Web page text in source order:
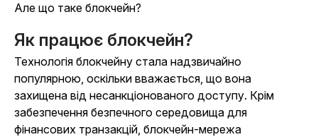
Але що таке блокчейн?
Як працює блокчейн?
Технологія блокчейну стала надзвичайно
популярною, оскільки вважається, що вона
захищена від несанкціонованого доступу. Крім
забезпечення безпечного середовища для
фінансових транзакцій, блокчейн-мережа